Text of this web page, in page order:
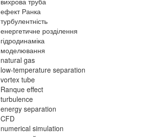
ефект Ранка
турбулентність
енергетичне розділення
гідродинаміка
моделювання
natural gas
low-temperature separation
vortex tube
Ranque effect
turbulence
energy separation
CFD
numerical simulation